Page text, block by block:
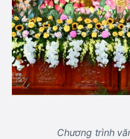
Chương trình